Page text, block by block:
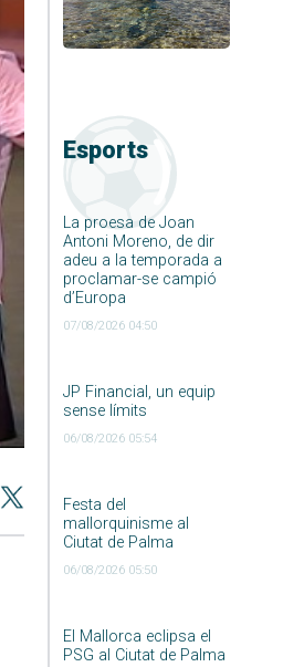
Esports
La proesa de Joan
Antoni Moreno, de dir
adeu a la temporada a
proclamar-se campió
d’Europa
07/08/2026 04:50
JP Financial, un equip
sense límits
06/08/2026 05:54
Festa del
mallorquinisme al
Ciutat de Palma
06/08/2026 05:50
El Mallorca eclipsa el
PSG al Ciutat de Palma